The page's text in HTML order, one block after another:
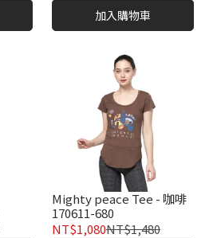
加入購物車
Mighty peace Tee - 咖啡
170611-680
NT$1,080NT$1,480